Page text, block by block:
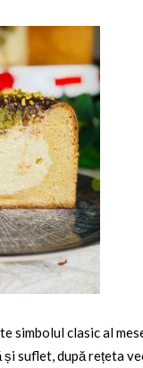
simbolul clasic al
suflet, după rețeta